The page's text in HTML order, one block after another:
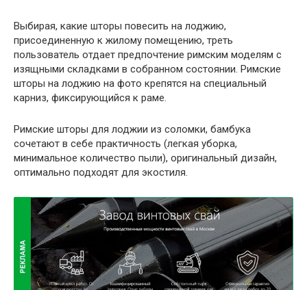
Выбирая, какие шторы повесить на лоджию,
присоединенную к жилому помещению, треть
пользователь отдает предпочтение римским моделям с
изящными складками в собранном состоянии. Римские
шторы на лоджию на фото крепятся на специальный
карниз, фиксирующийся к раме.
Римские шторы для лоджии из соломки, бамбука
сочетают в себе практичность (легкая уборка,
минимальное количество пыли), оригинальный дизайн,
оптимально подходят для экостиля.